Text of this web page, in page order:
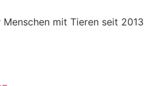
Menschen mit Tieren seit 2013